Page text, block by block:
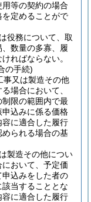
等の契約の場合
定めることがで
役務について、取
数量の多寡、履
ればならない。
の手続)
事又は製造その他
場合において、
限の範囲内で最
込みに係る価格
に適合した履行
られる場合の基
製造その他につい
おいて、予定価
込みをした者の
該当することとな
に適合した履行